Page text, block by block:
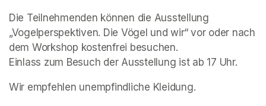
Die Teilnehmenden können die Ausstellung
„Vogelperspektiven. Die Vögel und wir“ vor oder nach
dem Workshop kostenfrei besuchen.
Einlass zum Besuch der Ausstellung ist ab 17 Uhr.
Wir empfehlen unempfindliche Kleidung.